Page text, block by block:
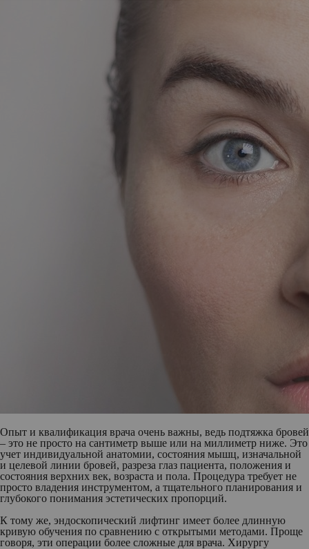
Опыт и квалификация врача очень важны, ведь подтяжка бровей
– это не просто на сантиметр выше или на миллиметр ниже. Это
учет индивидуальной анатомии, состояния мышц, изначальной
и целевой линии бровей, разреза глаз пациента, положения и
состояния верхних век, возраста и пола. Процедура требует не
просто владения инструментом, а тщательного планирования и
глубокого понимания эстетических пропорций.
К тому же, эндоскопический лифтинг имеет более длинную
кривую обучения по сравнению с открытыми методами. Проще
говоря, эти операции более сложные для врача. Хирургу